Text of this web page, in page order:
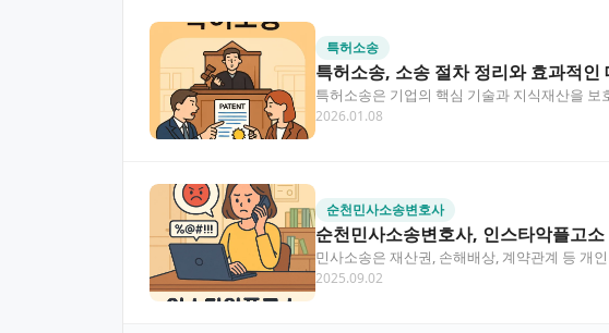
특허소송
특허소송, 소송 절차 정리와 효과적인
특허소송은 기업의 핵심 기술과 지식재산을
글에서는 특허소송의 전…
2026.01.08
순천민사소송변호사
순천민사소송변호사, 인스타악플고
민사소송은 재산권, 손해배상, 계약관계 등 개
소송도 증가하고 있…
2025.09.02